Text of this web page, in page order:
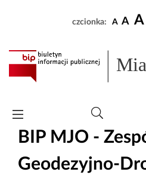
czcionka: A A A
BIP MJO -
Geodezyjno-